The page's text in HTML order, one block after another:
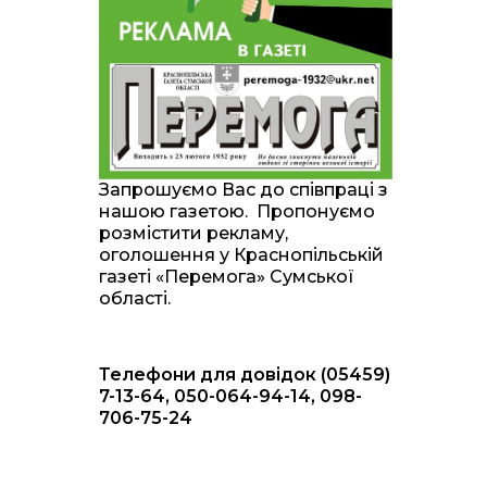
20:00
28 лип
Житлові сертифікати,
підготовка до зими та
підтримка ВПО: підсумки
засідання виконкому
Краснопільської
селищної ради
10:36
28 лип
Валентина Масалітіна:
«Нас тримає віра в
Перемогу і повернення
додому»
10:31
28 лип
Знову біль… Знову
втрата… На щиті
16:57
24 лип
Обмежено придатний,
але безмежно
вмотивований: Як
колишній лісівник став
Запрошуємо Вас до співпраці з
нашою газетою. Пропонуємо
розмістити рекламу,
оголошення у Краснопільській
газеті «Перемога» Сумської
області.
Телефони для довідок (05459)
7-13-64, 050-064-94-14, 098-
706-75-24